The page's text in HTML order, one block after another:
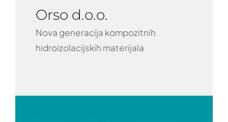
Orso d.o.o.
Nova generacija kompozitnih
hidroizolacijskih materijala